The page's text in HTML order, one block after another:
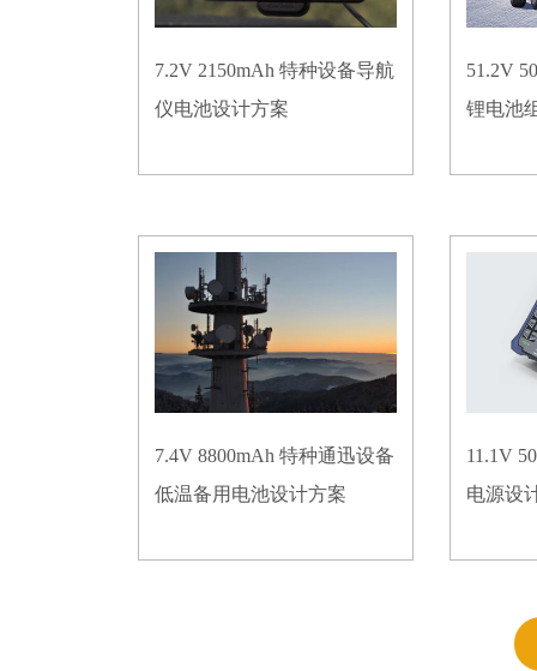
7.2V 2150mAh 特种设备导航
仪电池设计方案
51.2V
锂电池
7.4V 8800mAh 特种通迅设备
低温备用电池设计方案
11.1V
电源设